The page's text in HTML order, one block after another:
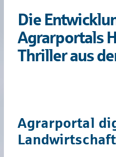
Die
Agrarportals
Thriller aus
Agrarportal